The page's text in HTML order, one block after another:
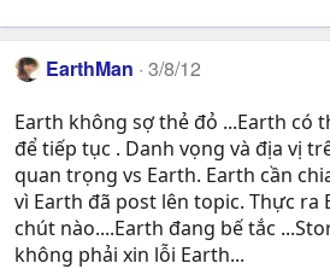
EarthMan 3/8/12
Earth không sợ thẻ đỏ ...Earth có
để tiếp tục . Danh vọng và địa vị
quan trọng vs Earth. Earth cần
vì Earth đã post lên topic. Thực ra
chút nào....Earth đang bế tắc
không phải xin lỗi Earth...